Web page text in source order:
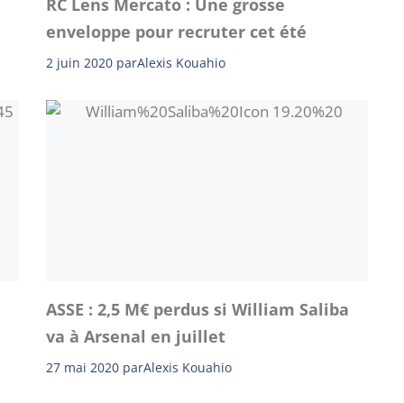
RC Lens Mercato : Une grosse
enveloppe pour recruter cet été
2 juin 2020 parAlexis Kouahio
ASSE : 2,5 M€ perdus si William Saliba
va à Arsenal en juillet
27 mai 2020 parAlexis Kouahio